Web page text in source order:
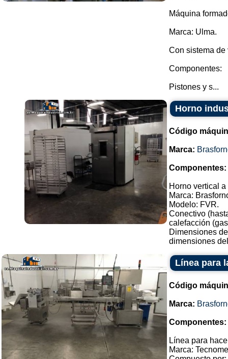
Máquina
Marca: Ulma.
Con sistema de
Componentes:
Pistones y s...
Horno
Código
Marca:
Componentes:
Horno vertical
Marca:
Modelo: FVR.
Conectivo
calefacción
Dimensiones
dimensiones
Línea para
Código
Marca:
Componentes:
Línea para
Marca: